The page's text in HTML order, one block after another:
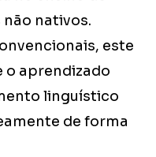
nativos.
este
o aprendizado
linguístico
de forma